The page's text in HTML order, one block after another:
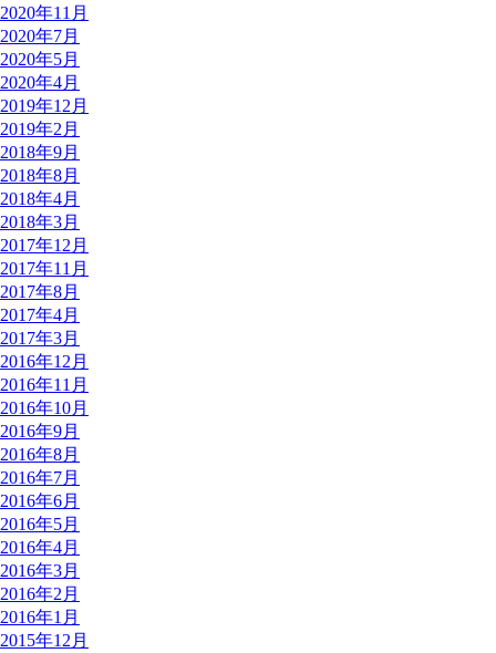
2020年11月
2020年7月
2020年5月
2020年4月
2019年12月
2019年2月
2018年9月
2018年8月
2018年4月
2018年3月
2017年12月
2017年11月
2017年8月
2017年4月
2017年3月
2016年12月
2016年11月
2016年10月
2016年9月
2016年8月
2016年7月
2016年6月
2016年5月
2016年4月
2016年3月
2016年2月
2016年1月
2015年12月